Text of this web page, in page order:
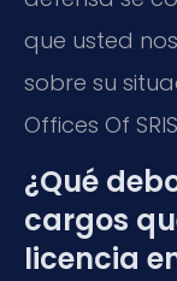
que usted
sobre su
Offices Of
¿Qué
cargos
licencia